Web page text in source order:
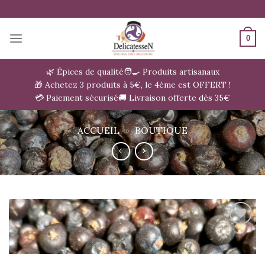
au
contenu
0
🌿 Épices de qualité🧑‍🍳 Produits artisanaux
🎁 Achetez 3 produits à 5€, le 4ème est OFFERT !
💳 Paiement sécurisé🚚 Livraison offerte dès 35€
ACCUEIL » BOUTIQUE